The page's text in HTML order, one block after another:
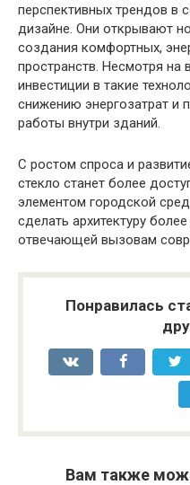
перспективных трендов в
дизайне. Они открывают
создания комфортных,
пространств. Несмотря на
инвестиции в такие
снижению энергозатрат и
работы внутри зданий.
С ростом спроса и
стекло станет более
элементом городской
сделать архитектуру
отвечающей вызовам
Понравилась
Вам также